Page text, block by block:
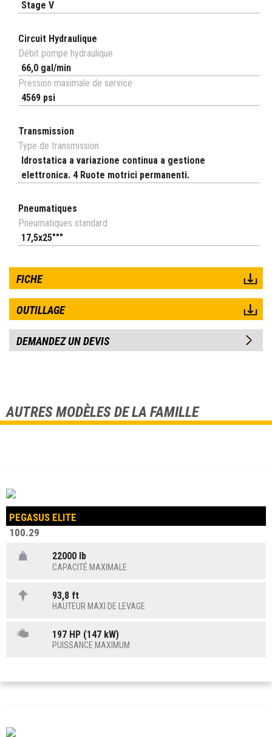
Stage V
Circuit Hydraulique
Débit pompe hydraulique
66,0 gal/min
Pression maximale de service
4569 psi
Transmission
Type de transmission
Idrostatica a variazione continua a gestione
elettronica. 4 Ruote motrici permanenti.
Pneumatiques
Pneumatiques standard
17,5x25"""
FICHE
OUTILLAGE
DEMANDEZ UN DEVIS
AUTRES MODÈLES DE LA FAMILLE
PEGASUS ELITE
100.29
22000 lb
CAPACITÉ MAXIMALE
93,8 ft
HAUTEUR MAXI DE LEVAGE
197 HP (147 kW)
PUISSANCE MAXIMUM